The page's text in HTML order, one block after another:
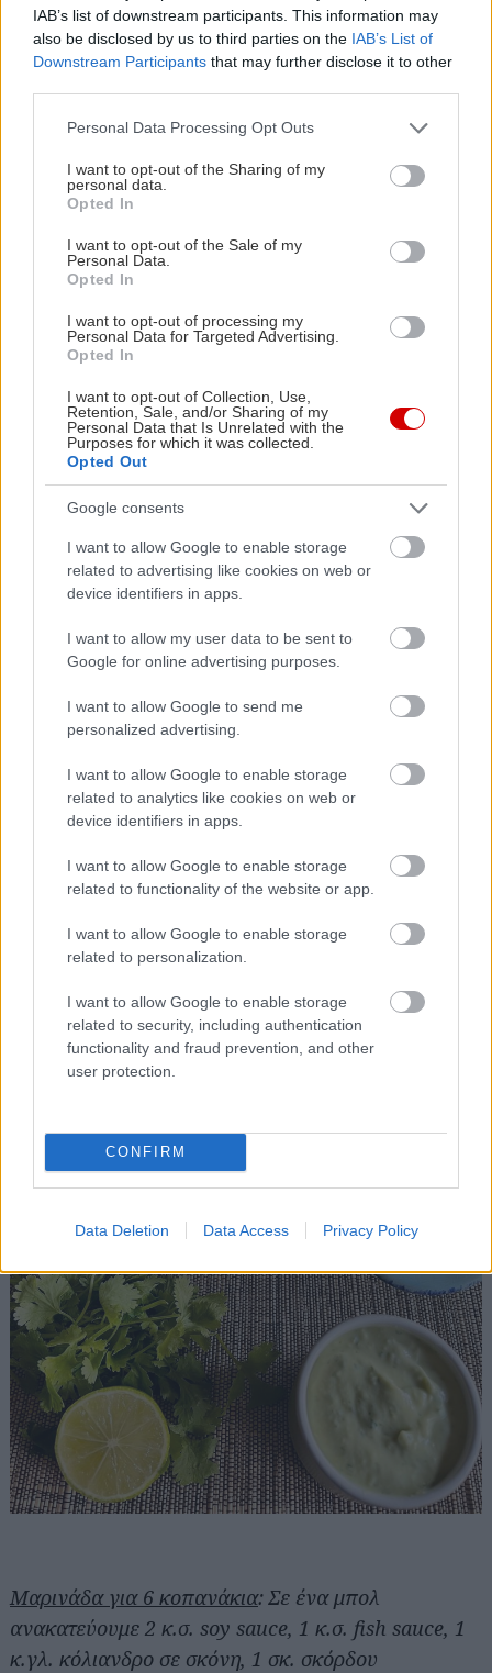
IAB’s list of downstream participants. This information may
also be disclosed by us to third parties on the IAB’s List of
Downstream Participants that may further disclose it to other
Please note that this website/app uses one or more Google
not limited to your visit or usage behaviour. You may click to
grant or deny consent to Google and its third-party tags to
use your data for below specified purposes in below Google
consent section.
Personal Data Processing Opt Outs
I want to opt-out of the Sharing of my
personal data.
Opted In
I want to opt-out of the Sale of my
Personal Data.
Opted In
I want to opt-out of processing my
Personal Data for Targeted Advertising.
Opted In
I want to opt-out of Collection, Use,
Retention, Sale, and/or Sharing of my
Personal Data that Is Unrelated with the
Purposes for which it was collected.
Opted Out
Google consents
I want to allow Google to enable storage
related to advertising like cookies on web or
device identifiers in apps.
I want to allow my user data to be sent to
Google for online advertising purposes.
I want to allow Google to send me
personalized advertising.
I want to allow Google to enable storage
related to analytics like cookies on web or
device identifiers in apps.
I want to allow Google to enable storage
related to functionality of the website or app.
I want to allow Google to enable storage
related to personalization.
I want to allow Google to enable storage
related to security, including authentication
functionality and fraud prevention, and other
user protection.
CONFIRM
Data Deletion Data Access Privacy Policy
Tips
Τα ιαπωνικά ψίχουλα panko είναι ιδανικά γιατί
είναι χοντρά σαν νιφάδες κι έτσι κρατάνε το
κρέας τρυφερό, ενώ το εξωτερικό γίνεται
πολύ τραγανό και δεν πανιάζει. Τα βρίσκουμε
δεν έχουμε, είναι σαφώς προτιμότερο να
φτιάξουμε δικά μας ψίχουλα για πανάρισμα με
μπαγιάτικο ψωμί που έχουμε ξεράνει στον
φούρνο, παρά να χρησιμοποιήσουμε έτοιμη
Το κόλπο να βάλουμε τη μαρινάδα σε σακούλα
τροφίμων έχει το πλεονέκτημα ότι δεν
χρειάζεται μεγάλη ποσότητα από ξινόγαλο,
ενώ αν την βάλουμε σε μπωλ θα πρέπει όλα
τα κομμάτια του κρέατος να είναι βυθισμένα
εντελώς μέσα σε αυτή και θα έχουμε μεγάλη
φύρα.
ΑΡΩΜΑΤΙΚΟ ΡΥΖΙ ΜΠΑΣΜΑΤΙ
Το κρέας μαρινάρεται σε πικάντικο μίγμα
μπαχαρικών και συνοδεύεται από δροσερή σος
με βάση το αβοκάντο και αρωματικό ρύζι
Μαρινάδα για 6 κοπανάκια: Σε ένα μπολ
ανακατεύουμε 2 κ.σ. soy sauce, 1 κ.σ. fish sauce, 1
κ.γλ. κόλιανδρο σε σκόνη, 1 σκ. σκόρδου